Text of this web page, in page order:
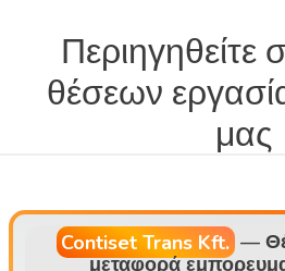
Περιηγηθείτε
θέσεων
μας
Contiset Trans Kft.—
μεταφορά